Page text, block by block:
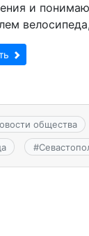
и
общества
#